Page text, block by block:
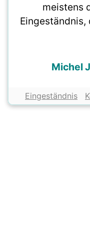
meistens
Eingeständnis,
Michel
Eingeständnis